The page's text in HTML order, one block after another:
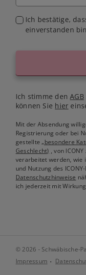
Ich bestätige,
einverstanden
Ich stimme denAGB
können Sie hier
Mit der Absendung
Registrierung oder bei
gestellte„besondere
Geschlecht) , von
verarbeitet werden, wie
und Nutzung des
Datenschutzhinweise
ich jederzeit mit
© 2026 - Schwäbische-
Impressum